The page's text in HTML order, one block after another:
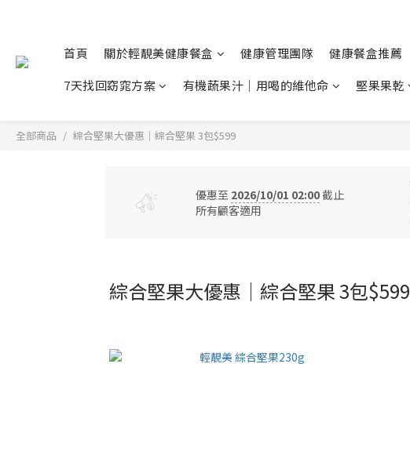
首頁 關於輕靚美健康餐盒 健康管理團隊 健康餐盒推薦
7天找回窈窕方案
有機蔬果汁｜用喝的維他命 堅果果乾
全部商品 綜合堅果大優惠｜綜合堅果 3包$599
優惠至 2026/10/01 02:00截止
所有顧客適用
綜合堅果大優惠｜綜合堅果 3包$599